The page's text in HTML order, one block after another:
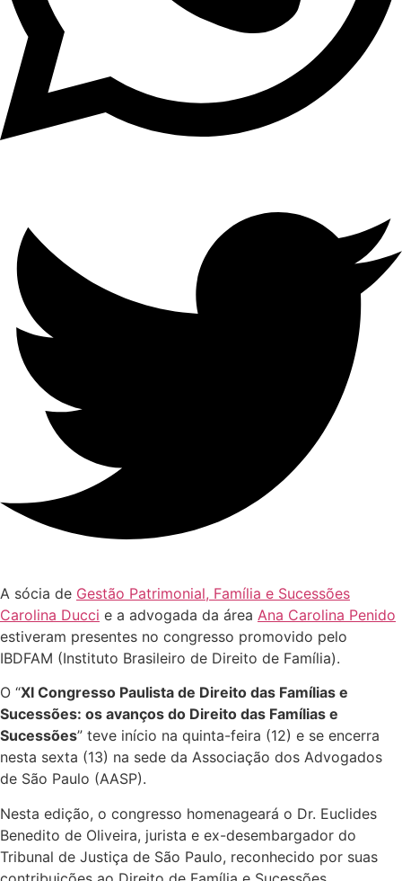
A sócia de Gestão Patrimonial, Família e Sucessões
Carolina Ducci e a advogada da área Ana Carolina Penido
estiveram presentes no congresso promovido pelo
IBDFAM (Instituto Brasileiro de Direito de Família).
O “XI Congresso Paulista de Direito das Famílias e
Sucessões: os avanços do Direito das Famílias e
Sucessões” teve início na quinta-feira (12) e se encerra
nesta sexta (13) na sede da Associação dos Advogados
de São Paulo (AASP).
Nesta edição, o congresso homenageará o Dr. Euclides
Benedito de Oliveira, jurista e ex-desembargador do
Tribunal de Justiça de São Paulo, reconhecido por suas